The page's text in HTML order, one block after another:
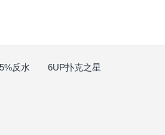
反水 6UP扑克之星